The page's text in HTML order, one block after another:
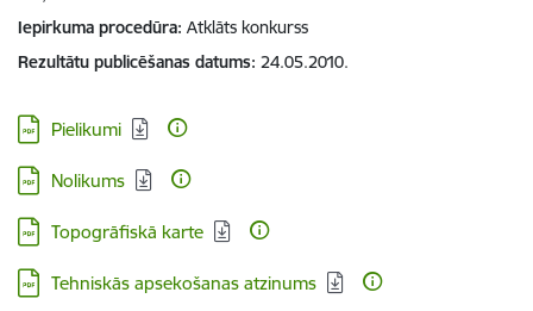
Iepirkuma procedūra Atklāts konkurss
Rezultātu publicēšanas datums 24.05.2010.
Lejupielādēt:
Pielikumi
Lejupielādēt:
Nolikums
Lejupielādēt:
Topogrāfiskā karte
Lejupielādēt:
Tehniskās apsekošanas atzinums